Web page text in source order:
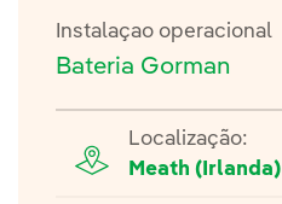
Instalaçao operacional
Bateria Gorman
Localização:
Meath (Irlanda)